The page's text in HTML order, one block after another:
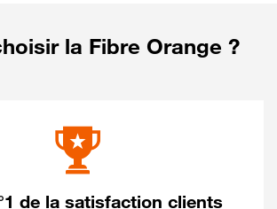
la Fibre Orange ?
de la satisfaction clients